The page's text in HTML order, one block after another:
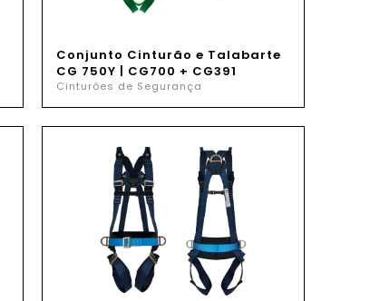
Conjunto Cinturão e Talabarte
CG 750Y | CG700 + CG391
Cinturões de Segurança